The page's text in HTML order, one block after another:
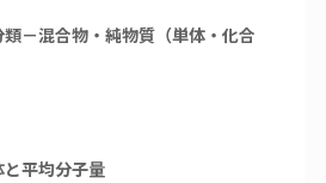
－混合物・純物質（単体・化合
平均分子量